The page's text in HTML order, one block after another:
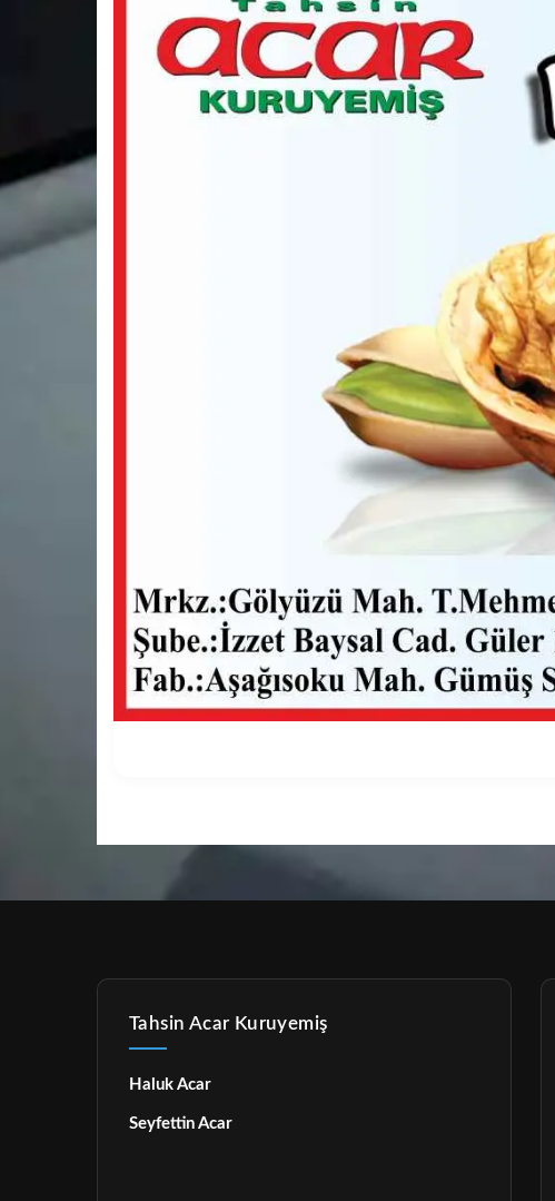
Tahsin Acar Kuruyemiş
Haluk Acar
Seyfettin Acar